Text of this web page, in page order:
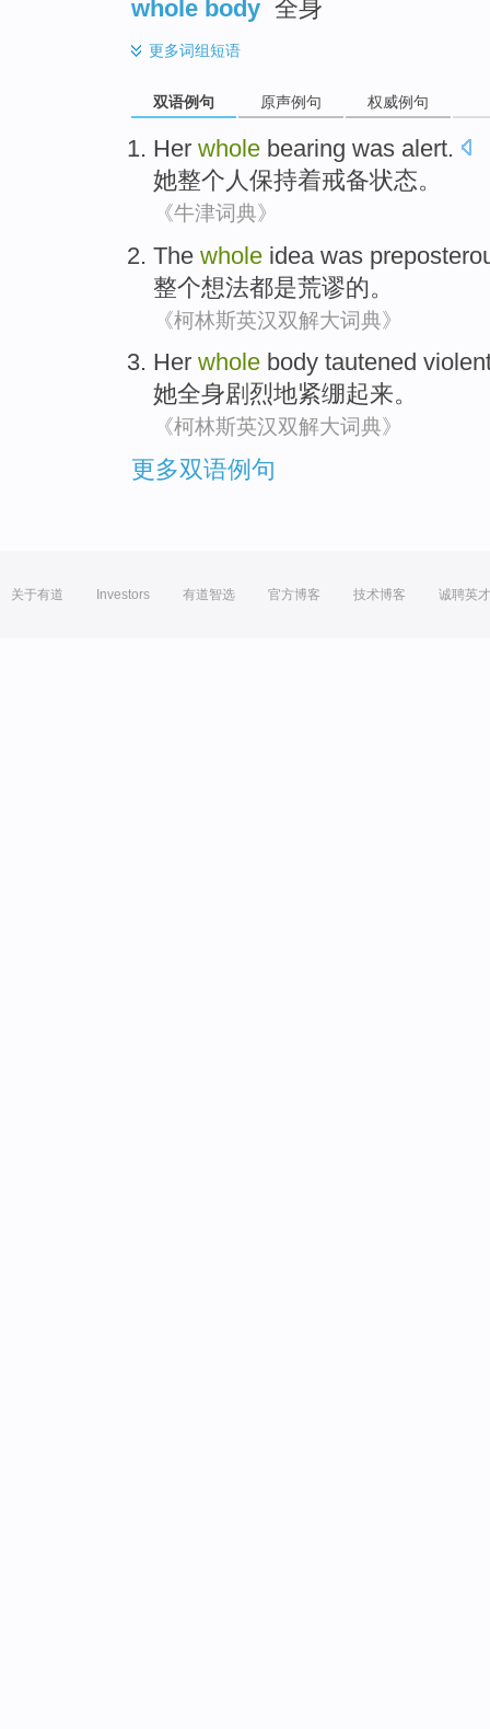
whole body 全身
更多词组短语
双语例句 原声例句 权威例句
Her whole bearing was alert.
她整个 人保持着戒备状态。
《牛津词典》
The whole idea was
整个想法都是荒谬的。
《柯林斯英汉双解大词典》
Her whole body tautened
她全身剧烈地紧绷起来。
《柯林斯英汉双解大词典》
更多双语例句
关于有道 Investors 有道智选 官方博客 技术博客 诚聘英才